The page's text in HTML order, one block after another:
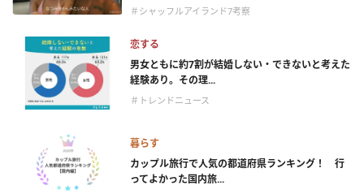
＃シャッフルアイランド7考察
恋する
男女ともに約7割が結婚しない・できないと考えた
経験あり。その理...
＃トレンドニュース
暮らす
カップル旅行で人気の都道府県ランキング！ 行
ってよかった国内旅...